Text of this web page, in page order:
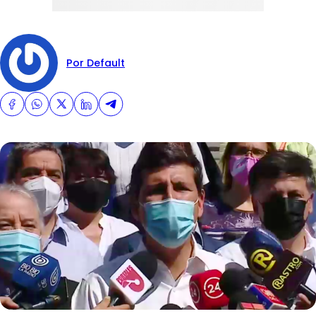
Por Default